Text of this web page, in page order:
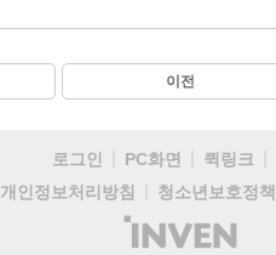
이전
로그인 PC화면 퀵링크
개인정보처리방침 청소년보호정책
(주)
인